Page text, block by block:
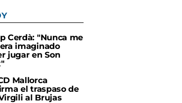
Cerdà: "Nunca me
imaginado
jugar en Son
Mallorca
el traspaso de
al Brujas